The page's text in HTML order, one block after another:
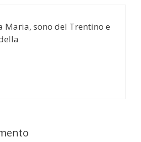
Maria, sono del Trentino e